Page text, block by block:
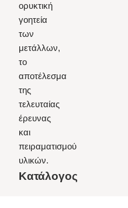
ορυκτική
γοητεία
των
μετάλλων,
το
αποτέλεσμα
της
τελευταίας
έρευνας
και
πειραματισμού
υλικών.
Κατάλογος